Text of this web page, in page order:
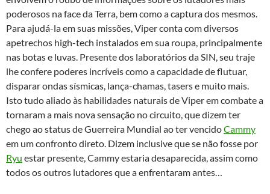
poderosos na face da Terra, bem como a captura dos mesmos.
Para ajudá-la em suas missões, Viper conta com diversos
apetrechos high-tech instalados em sua roupa, principalmente
nas botas e luvas. Presente dos laboratórios da SIN, seu traje
lhe confere poderes incríveis como a capacidade de flutuar,
disparar ondas sísmicas, lança-chamas, tasers e muito mais.
Isto tudo aliado às habilidades naturais de Viper em combate a
tornaram a mais nova sensação no circuito, que dizem ter
chego ao status de Guerreira Mundial ao ter vencidoCammy
em um confronto direto. Dizem inclusive que se não fosse por
Ryu estar presente, Cammy estaria desaparecida, assim como
todos os outros lutadores que a enfrentaram antes…